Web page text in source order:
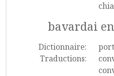
bavardai
Dictionnaire:
Traductions: